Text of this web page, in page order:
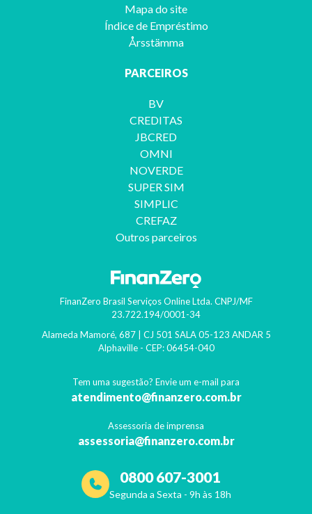
Mapa do site
Índice de Empréstimo
Årsstämma
PARCEIROS
BV
CREDITAS
JBCRED
OMNI
NOVERDE
SUPER SIM
SIMPLIC
CREFAZ
Outros parceiros
FinanZero Brasil Serviços Online Ltda. CNPJ/MF
23.722.194/0001-34
Alameda Mamoré, 687 | CJ 501 SALA 05-123 ANDAR 5
Alphaville- CEP: 06454-040
Tem uma sugestão? Envie um e-mail para
atendimento@finanzero.com.br
Assessoria de imprensa
assessoria@finanzero.com.br
0800 607-3001
Segunda a Sexta - 9h às 18h